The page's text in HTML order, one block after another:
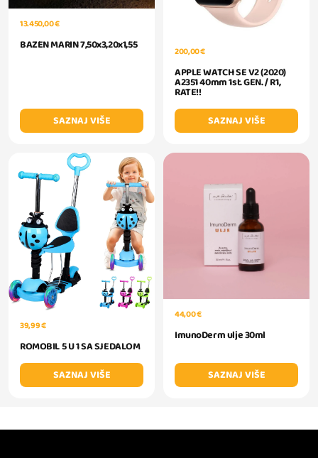
13.450,00 €
BAZEN MARIN 7,50x3,20x1,55
SAZNAJ VIŠE
200,00 €
APPLE WATCH SE V2 (2020)
A2351 40mm 1st. GEN. / R1,
RATE!!
SAZNAJ VIŠE
39,99 €
ROMOBIL 5 U 1 SA SJEDALOM
SAZNAJ VIŠE
44,00 €
ImunoDerm ulje 30ml
SAZNAJ VIŠE